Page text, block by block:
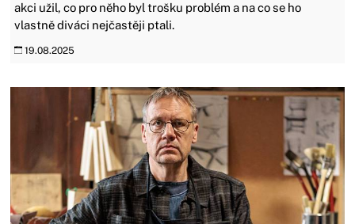
akci užil, co pro něho byl trošku problém a na co se ho
vlastně diváci nejčastěji ptali.
19.08.2025